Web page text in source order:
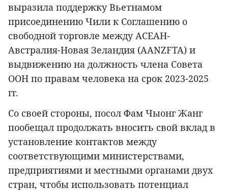
выразила поддержку Вьетнамом
присоединению Чили к Соглашению о
свободной торговле между АСЕАН-
Австралия-Новая Зеландия (AANZFTA) и
выдвижению на должность члена Совета
ООН по правам человека на срок 2023-2025
гг.
Со своей стороны, посол Фам Чыонг Жанг
пообещал продолжать вносить свой вклад в
установление контактов между
соответствующими министерствами,
предприятиями и местными органами двух
стран, чтобы использовать потенциал